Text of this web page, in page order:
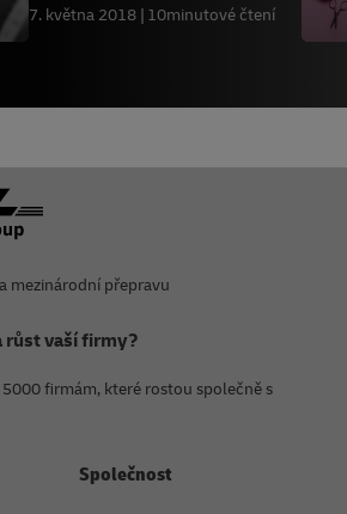
malým podnikům
7. května 2018 10minutové čtení
mezinárodní přepravu
růst vaší firmy?
5000 firmám, které rostou společně s
Společnost